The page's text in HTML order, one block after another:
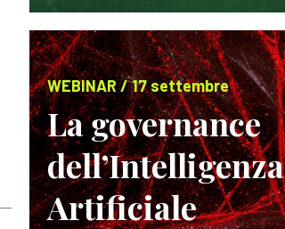
WEBINAR / 17 settembre
La governance
dell’Intelligenza
Artificiale